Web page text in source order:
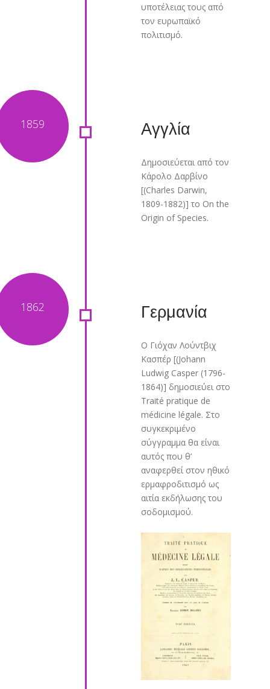
υποτέλειας τους από
τον ευρωπαϊκό
πολιτισμό.
Αγγλία
Δημοσιεύεται από τον
Κάρολο Δαρβίνο
[(Charles Darwin,
1809-1882)] το On the
Origin of Species.
Γερμανία
O Γιόχαν Λούντβιχ
Κασπέρ [(Johann
Ludwig Casper (1796-
1864)] δημοσιεύει στο
Traité pratique de
médicine légale. Στο
συγκεκριμένο
σύγγραμμα θα είναι
αυτός που θ’
αναφερθεί στον ηθικό
ερμαφροδιτισμό ως
αιτία εκδήλωσης του
σοδομισμού.